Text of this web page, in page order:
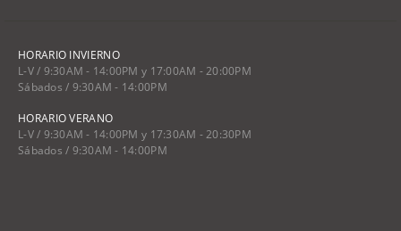
HORARIO INVIERNO
L-V / 9:30AM - 14:00PM y 17:00AM - 20:00PM
Sábados / 9:30AM - 14:00PM
HORARIO VERANO
L-V / 9:30AM - 14:00PM y 17:30AM - 20:30PM
Sábados / 9:30AM - 14:00PM